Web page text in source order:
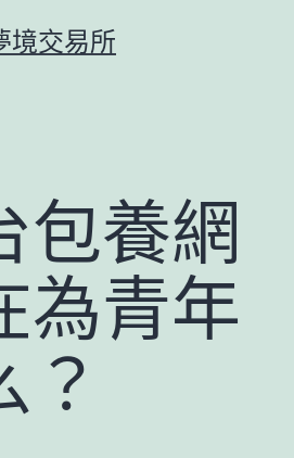
境交易所
包養網
為青年
？